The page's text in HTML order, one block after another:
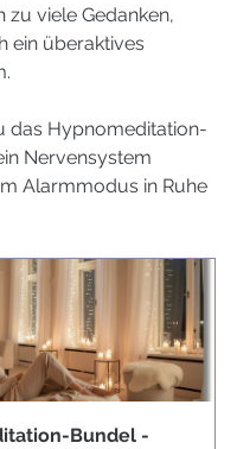
zu viele Gedanken,
ein überaktives
das Hypnomeditation-
Nervensystem
Alarmmodus in Ruhe
Bundel -